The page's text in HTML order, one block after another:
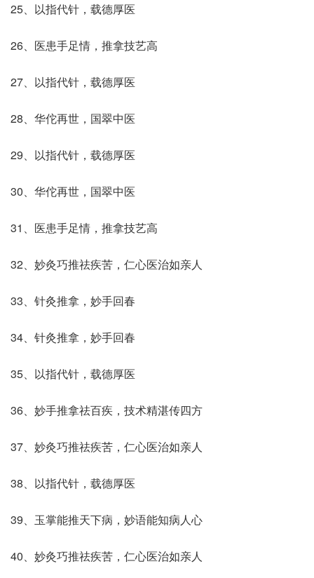
25、以指代针，载德厚医
26、医患手足情，推拿技艺高
27、以指代针，载德厚医
28、华佗再世，国翠中医
29、以指代针，载德厚医
30、华佗再世，国翠中医
31、医患手足情，推拿技艺高
32、妙灸巧推祛疾苦，仁心医治如亲人
33、针灸推拿，妙手回春
34、针灸推拿，妙手回春
35、以指代针，载德厚医
36、妙手推拿祛百疾，技术精湛传四方
37、妙灸巧推祛疾苦，仁心医治如亲人
38、以指代针，载德厚医
39、玉掌能推天下病，妙语能知病人心
40、妙灸巧推祛疾苦，仁心医治如亲人